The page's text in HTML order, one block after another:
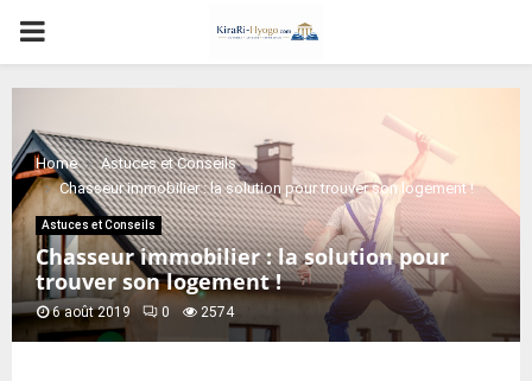
PRIMARY
MENU
Home
Astuces et Conseils
Chasseur immobilier : la solution pour trouver son logement !
Astuces et Conseils
Chasseur immobilier : la solution pour
trouver son logement !
6 août 2019 0 2574